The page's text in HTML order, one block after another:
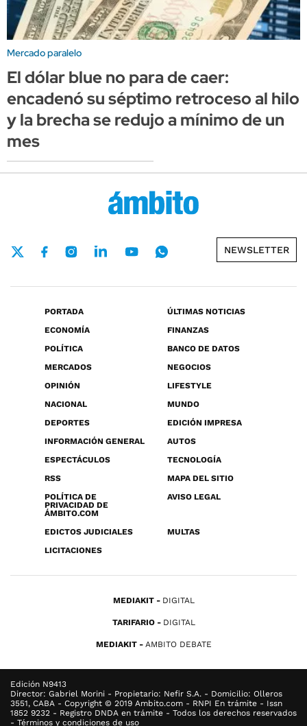
Mercado paralelo
El dólar blue no para de caer:
encadenó su séptimo retroceso al hilo
y la brecha se redujo a mínimo de un
mes
NEWSLETTER
PORTADA
ÚLTIMAS NOTICIAS
ECONOMÍA
FINANZAS
POLÍTICA
BANCO DE DATOS
MERCADOS
NEGOCIOS
OPINIÓN
LIFESTYLE
NACIONAL
MUNDO
DEPORTES
EDICIÓN IMPRESA
INFORMACIÓN GENERAL
AUTOS
ESPECTÁCULOS
TECNOLOGÍA
RSS
MAPA DEL SITIO
POLÍTICA DE
PRIVACIDAD DE
ÁMBITO.COM
AVISO LEGAL
EDICTOS JUDICIALES
MULTAS
LICITACIONES
MEDIAKIT DIGITAL
TARIFARIO DIGITAL
MEDIAKIT AMBITO DEBATE
Edición N9413
Director: Gabriel Morini - Propietario: Nefir S.A. - Domicilio: Olleros
3551, CABA - Copyright © 2019 Ambito.com - RNPI En trámite - Issn
1852 9232 - Registro DNDA en trámite - Todos los derechos reservados
- Términos y condiciones de uso